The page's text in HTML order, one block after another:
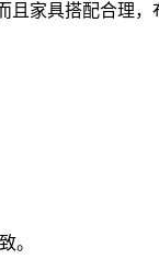
家具搭配合理
。